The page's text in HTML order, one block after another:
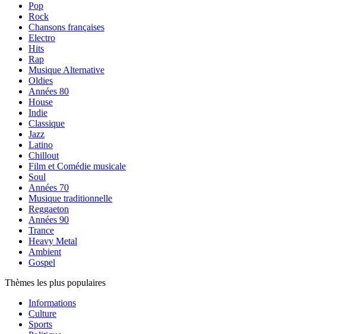
Pop
Rock
Chansons françaises
Electro
Hits
Rap
Musique Alternative
Oldies
Années 80
House
Indie
Classique
Jazz
Latino
Chillout
Film et Comédie musicale
Soul
Années 70
Musique traditionnelle
Reggaeton
Années 90
Trance
Heavy Metal
Ambient
Gospel
Thèmes les plus populaires
Informations
Culture
Sports